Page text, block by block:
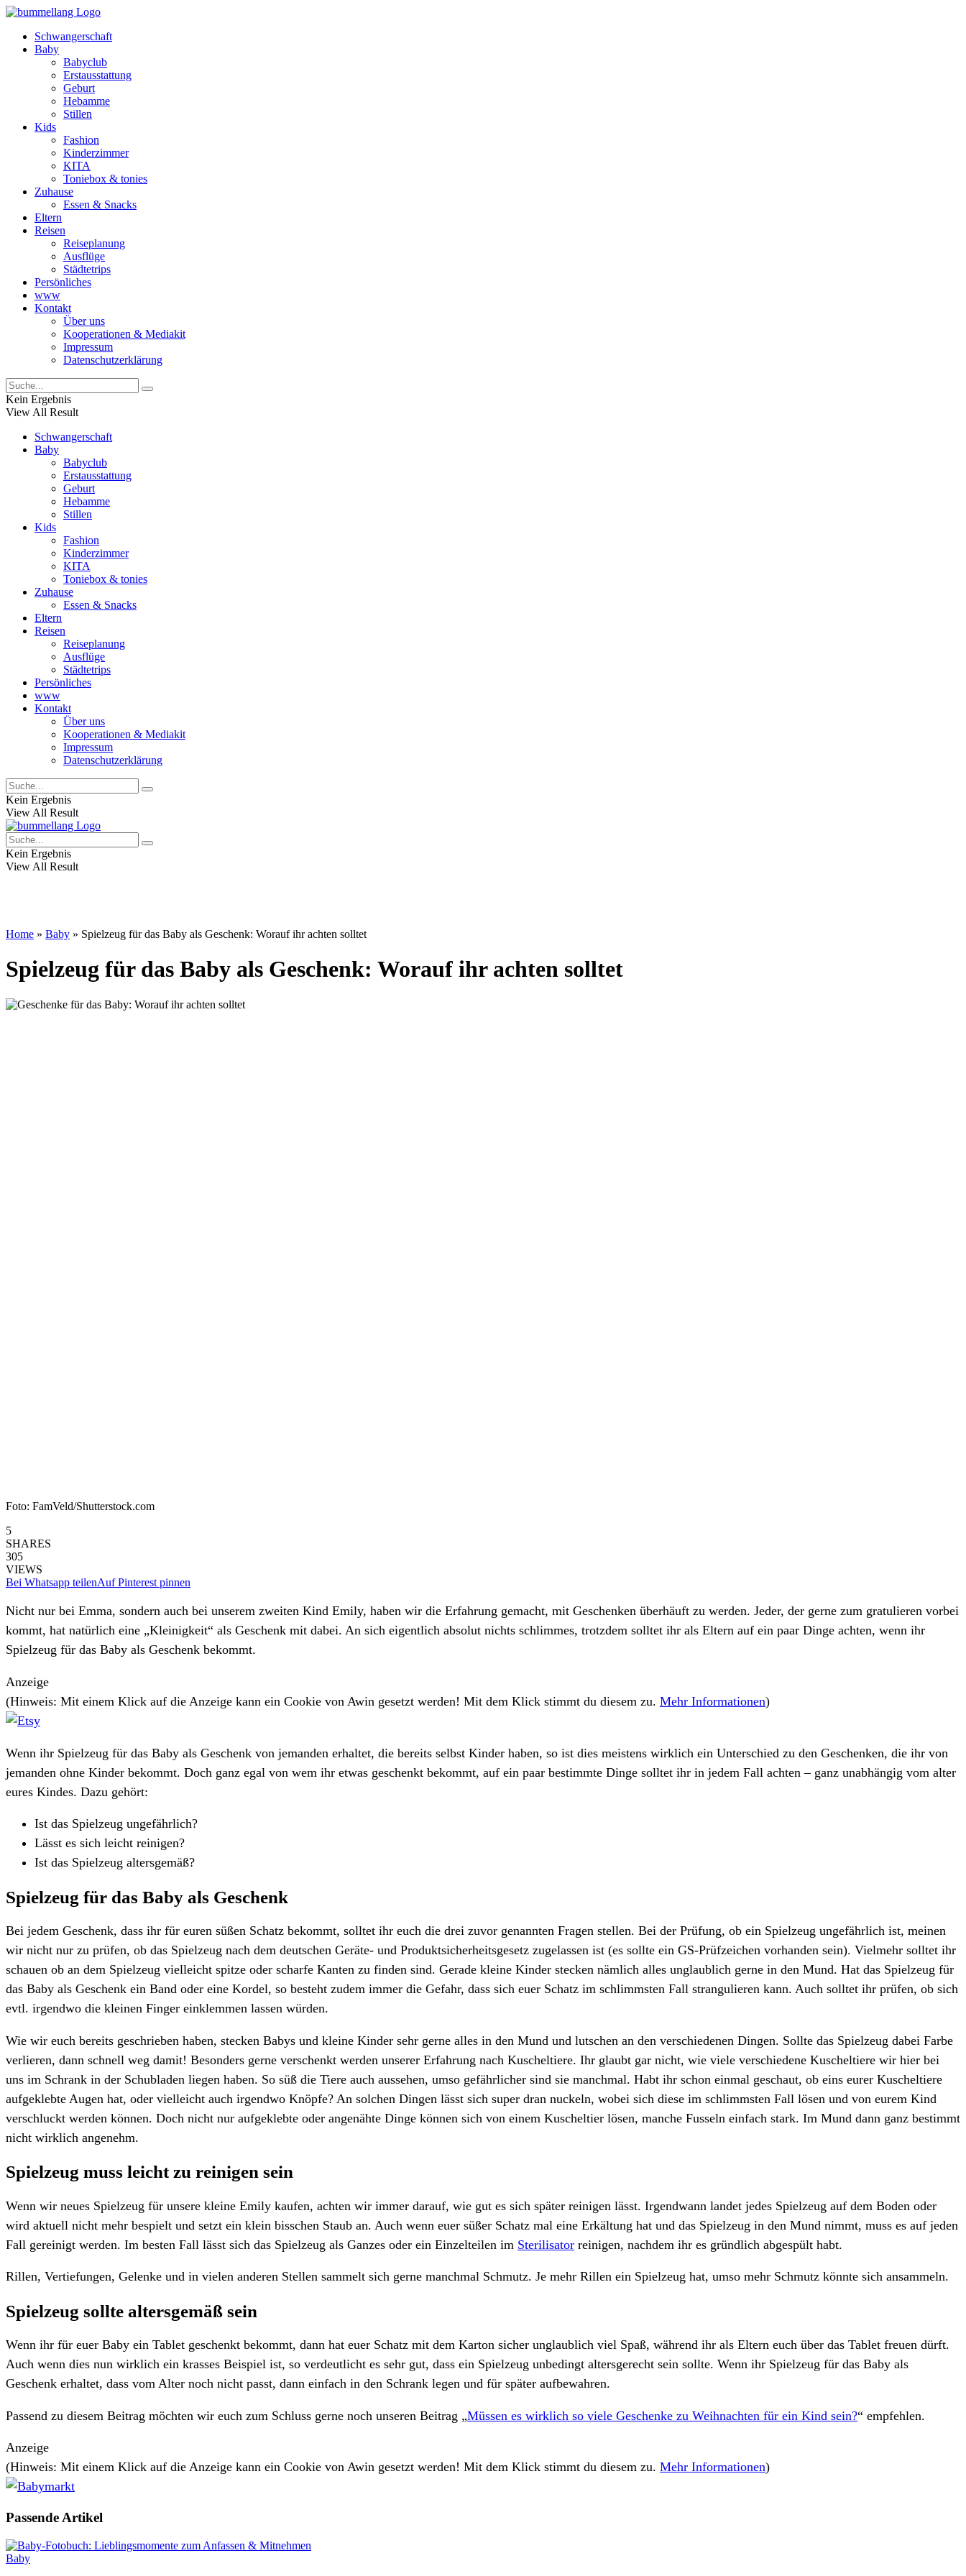
Schwangerschaft
Baby
Babyclub
Erstausstattung
Geburt
Hebamme
Stillen
Kids
Fashion
Kinderzimmer
KITA
Toniebox & tonies
Zuhause
Essen & Snacks
Eltern
Reisen
Reiseplanung
Ausflüge
Städtetrips
Persönliches
www
Kontakt
Über uns
Kooperationen & Mediakit
Impressum
Datenschutzerklärung
Kein Ergebnis
View All Result
Schwangerschaft
Baby
Babyclub
Erstausstattung
Geburt
Hebamme
Stillen
Kids
Fashion
Kinderzimmer
KITA
Toniebox & tonies
Zuhause
Essen & Snacks
Eltern
Reisen
Reiseplanung
Ausflüge
Städtetrips
Persönliches
www
Kontakt
Über uns
Kooperationen & Mediakit
Impressum
Datenschutzerklärung
Kein Ergebnis
View All Result
Kein Ergebnis
View All Result
Home » Baby » Spielzeug für das Baby als Geschenk: Worauf ihr achten solltet
Spielzeug für das Baby als Geschenk: Worauf ihr achten solltet
Foto: FamVeld/Shutterstock.com
5
SHARES
305
VIEWS
Bei Whatsapp teilenAuf Pinterest pinnen
Nicht nur bei Emma, sondern auch bei unserem zweiten Kind Emily, haben wir die Erfahrung gemacht, mit Geschenken überhäuft zu werden. Jeder, der gerne zum gratulieren vorbei
kommt, hat natürlich eine „Kleinigkeit“ als Geschenk mit dabei. An sich eigentlich absolut nichts schlimmes, trotzdem solltet ihr als Eltern auf ein paar Dinge achten, wenn ihr
Spielzeug für das Baby als Geschenk bekommt.
Anzeige
(Hinweis: Mit einem Klick auf die Anzeige kann ein Cookie von Awin gesetzt werden! Mit dem Klick stimmt du diesem zu. Mehr Informationen)
Wenn ihr Spielzeug für das Baby als Geschenk von jemanden erhaltet, die bereits selbst Kinder haben, so ist dies meistens wirklich ein Unterschied zu den Geschenken, die ihr von
jemanden ohne Kinder bekommt. Doch ganz egal von wem ihr etwas geschenkt bekommt, auf ein paar bestimmte Dinge solltet ihr in jedem Fall achten – ganz unabhängig vom alter
eures Kindes. Dazu gehört:
Ist das Spielzeug ungefährlich?
Lässt es sich leicht reinigen?
Ist das Spielzeug altersgemäß?
Spielzeug für das Baby als Geschenk
Bei jedem Geschenk, dass ihr für euren süßen Schatz bekommt, solltet ihr euch die drei zuvor genannten Fragen stellen. Bei der Prüfung, ob ein Spielzeug ungefährlich ist, meinen
wir nicht nur zu prüfen, ob das Spielzeug nach dem deutschen Geräte- und Produktsicherheitsgesetz zugelassen ist (es sollte ein GS-Prüfzeichen vorhanden sein). Vielmehr solltet ihr
schauen ob an dem Spielzeug vielleicht spitze oder scharfe Kanten zu finden sind. Gerade kleine Kinder stecken nämlich alles unglaublich gerne in den Mund. Hat das Spielzeug für
das Baby als Geschenk ein Band oder eine Kordel, so besteht zudem immer die Gefahr, dass sich euer Schatz im schlimmsten Fall strangulieren kann. Auch solltet ihr prüfen, ob sich
evtl. irgendwo die kleinen Finger einklemmen lassen würden.
Wie wir euch bereits geschrieben haben, stecken Babys und kleine Kinder sehr gerne alles in den Mund und lutschen an den verschiedenen Dingen. Sollte das Spielzeug dabei Farbe
verlieren, dann schnell weg damit! Besonders gerne verschenkt werden unserer Erfahrung nach Kuscheltiere. Ihr glaubt gar nicht, wie viele verschiedene Kuscheltiere wir hier bei
uns im Schrank in der Schubladen liegen haben. So süß die Tiere auch aussehen, umso gefährlicher sind sie manchmal. Habt ihr schon einmal geschaut, ob eins eurer Kuscheltiere
aufgeklebte Augen hat, oder vielleicht auch irgendwo Knöpfe? An solchen Dingen lässt sich super dran nuckeln, wobei sich diese im schlimmsten Fall lösen und von eurem Kind
verschluckt werden können. Doch nicht nur aufgeklebte oder angenähte Dinge können sich von einem Kuscheltier lösen, manche Fusseln einfach stark. Im Mund dann ganz bestimmt
nicht wirklich angenehm.
Spielzeug muss leicht zu reinigen sein
Wenn wir neues Spielzeug für unsere kleine Emily kaufen, achten wir immer darauf, wie gut es sich später reinigen lässt. Irgendwann landet jedes Spielzeug auf dem Boden oder
wird aktuell nicht mehr bespielt und setzt ein klein bisschen Staub an. Auch wenn euer süßer Schatz mal eine Erkältung hat und das Spielzeug in den Mund nimmt, muss es auf jeden
Fall gereinigt werden. Im besten Fall lässt sich das Spielzeug als Ganzes oder ein Einzelteilen im Sterilisator reinigen, nachdem ihr es gründlich abgespült habt.
Rillen, Vertiefungen, Gelenke und in vielen anderen Stellen sammelt sich gerne manchmal Schmutz. Je mehr Rillen ein Spielzeug hat, umso mehr Schmutz könnte sich ansammeln.
Spielzeug sollte altersgemäß sein
Wenn ihr für euer Baby ein Tablet geschenkt bekommt, dann hat euer Schatz mit dem Karton sicher unglaublich viel Spaß, während ihr als Eltern euch über das Tablet freuen dürft.
Auch wenn dies nun wirklich ein krasses Beispiel ist, so verdeutlicht es sehr gut, dass ein Spielzeug unbedingt altersgerecht sein sollte. Wenn ihr Spielzeug für das Baby als
Geschenk erhaltet, dass vom Alter noch nicht passt, dann einfach in den Schrank legen und für später aufbewahren.
Passend zu diesem Beitrag möchten wir euch zum Schluss gerne noch unseren Beitrag „Müssen es wirklich so viele Geschenke zu Weihnachten für ein Kind sein?“ empfehlen.
Anzeige
(Hinweis: Mit einem Klick auf die Anzeige kann ein Cookie von Awin gesetzt werden! Mit dem Klick stimmt du diesem zu. Mehr Informationen)
Passende Artikel
Baby